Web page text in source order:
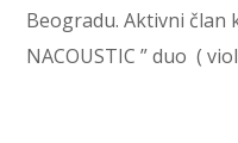
Beogradu. Aktivni član
NACOUSTIC ” duo (